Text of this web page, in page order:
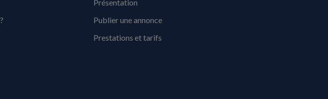
Présentation
Publier une annonce
Prestations et tarifs